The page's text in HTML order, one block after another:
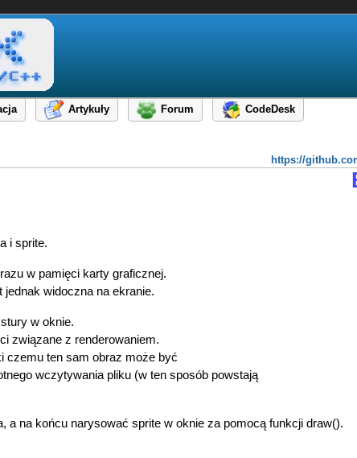
Artykuły Forum
CodeDesk
https://
i sprite.
w pamięci karty graficznej.
widoczna na ekranie.
w oknie.
związane z renderowaniem.
czemu ten sam obraz może być
wczytywania pliku (w ten sposób powstają
a na końcu narysować sprite w oknie za pomocą funkcji draw().